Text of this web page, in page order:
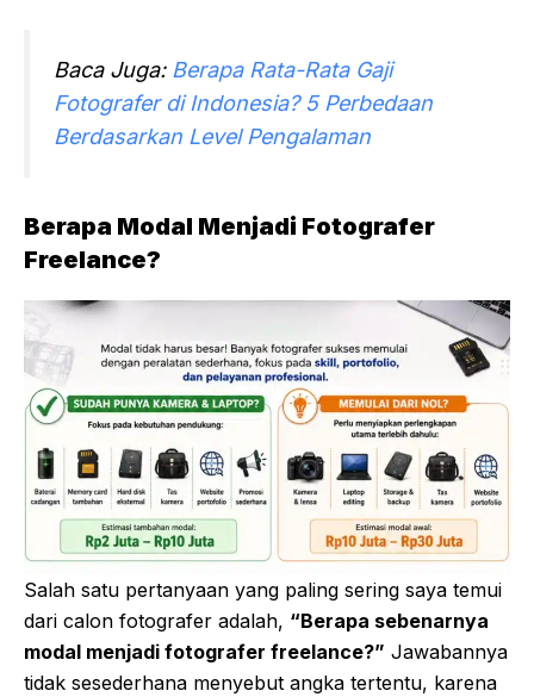
Baca Juga: Berapa Rata-Rata Gaji
Fotografer di Indonesia? 5 Perbedaan
Berdasarkan Level Pengalaman
Berapa Modal Menjadi Fotografer
Freelance?
Salah satu pertanyaan yang paling sering saya temui
dari calon fotografer adalah, “Berapa sebenarnya
modal menjadi fotografer freelance?” Jawabannya
tidak sesederhana menyebut angka tertentu, karena